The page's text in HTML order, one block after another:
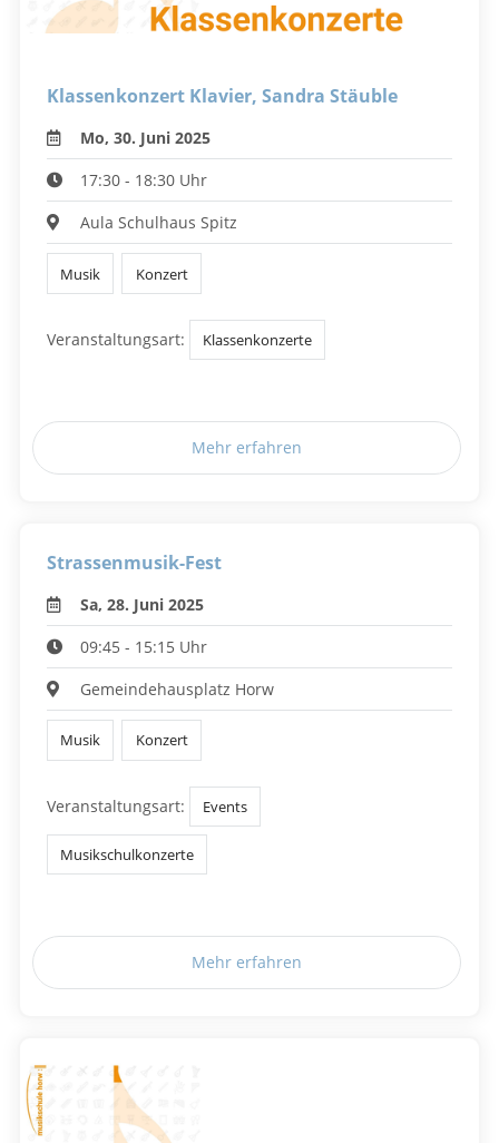
Klassenkonzert Klavier, Sandra Stäuble
Mo, 30. Juni 2025
17:30 - 18:30 Uhr
Aula Schulhaus Spitz
Musik Konzert
Veranstaltungsart: Klassenkonzerte
Mehr erfahren
Strassenmusik-Fest
Sa, 28. Juni 2025
09:45 - 15:15 Uhr
Gemeindehausplatz Horw
Musik Konzert
Veranstaltungsart: Events
Musikschulkonzerte
Mehr erfahren